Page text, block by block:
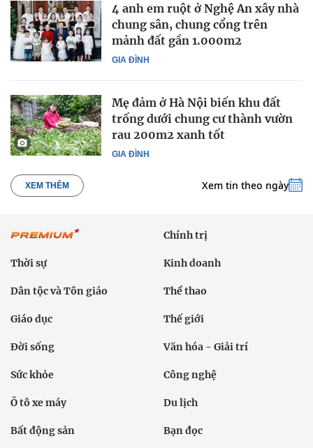
GIA ĐÌNH
4 anh em ruột ở Nghệ An xây nhà
chung sân, chung cổng trên
mảnh đất gần 1.000m2
GIA ĐÌNH
Mẹ đảm ở Hà Nội biến khu đất
trống dưới chung cư thành vườn
rau 200m2 xanh tốt
XEM THÊM Xem tin theo ngày
Chính trị
Thời sự Kinh doanh
Dân tộc và Tôn giáo Thể thao
Giáo dục Thế giới
Đời sống Văn hóa - Giải trí
Sức khỏe Công nghệ
Ô tô xe máy Du lịch
Bất động sản Bạn đọc